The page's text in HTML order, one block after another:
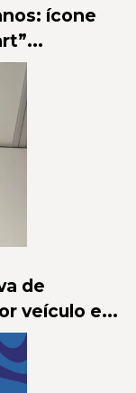
ícone
de
veículo e...